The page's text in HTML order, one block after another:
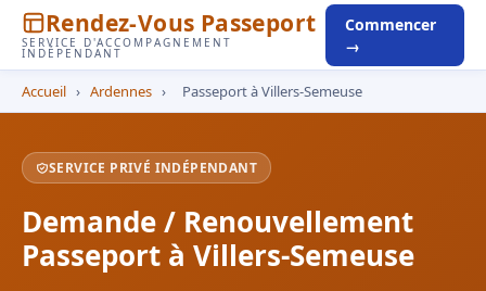
Rendez-Vous Passeport
SERVICE D'ACCOMPAGNEMENT
INDÉPENDANT
Commencer
→
Accueil › Ardennes › Passeport à Villers-Semeuse
SERVICE PRIVÉ INDÉPENDANT
Demande / Renouvellement
Passeport à Villers-Semeuse